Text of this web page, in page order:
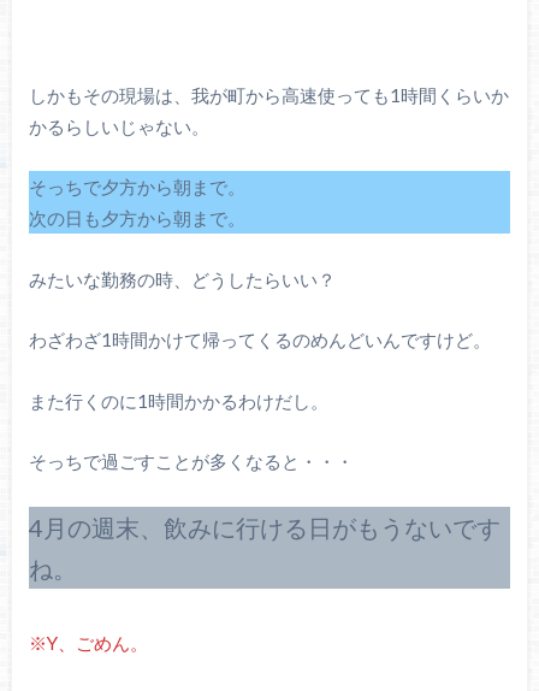
しかもその現場は、我が町から高速使っても1時間くらいか
かるらしいじゃない。
そっちで夕方から朝まで。
次の日も夕方から朝まで。
みたいな勤務の時、どうしたらいい？
わざわざ1時間かけて帰ってくるのめんどいんですけど。
また行くのに1時間かかるわけだし。
そっちで過ごすことが多くなると・・・
4月の週末、飲みに行ける日がもうないです
ね。
※Y、ごめん。